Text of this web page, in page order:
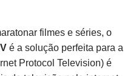
filmes e séries, o
é a solução perfeita para a
Protocol Television) é